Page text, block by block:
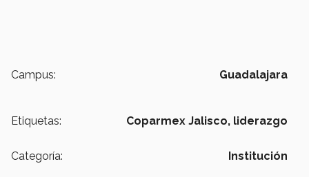
Campus: Guadalajara
Etiquetas: Coparmex Jalisco, liderazgo
Categoría: Institución